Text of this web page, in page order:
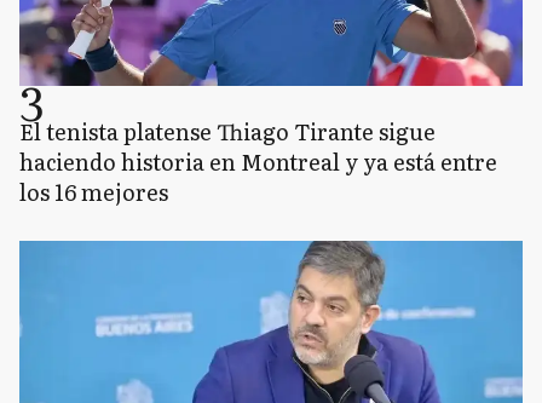
3
El tenista platense Thiago Tirante sigue
haciendo historia en Montreal y ya está entre
los 16 mejores